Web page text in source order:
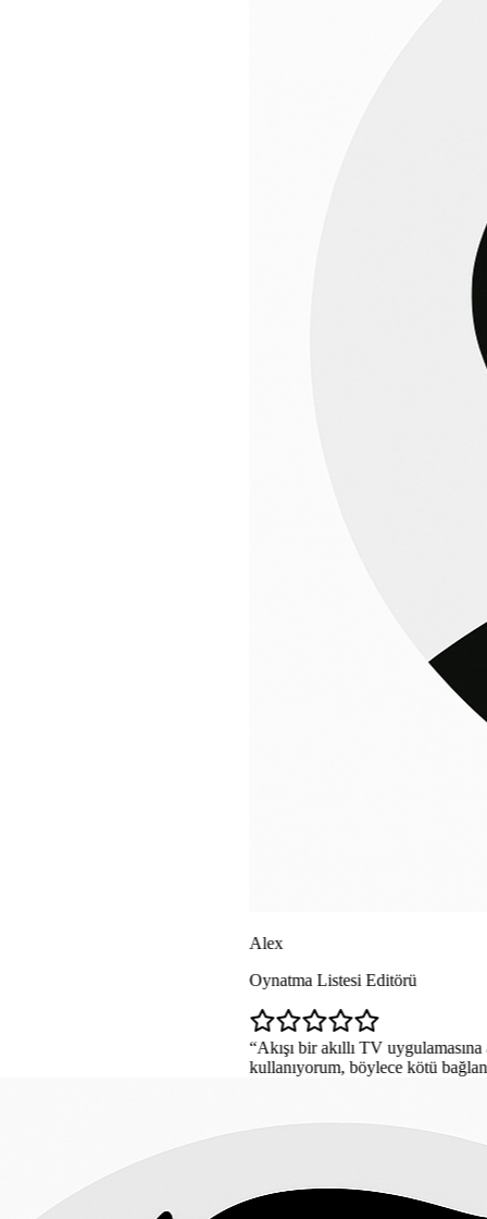
Oynatma Listesi Editörü
Akışı bir akıllı TV uygulamasına aktarmadan önce
kullanıyorum, böylece kötü bağlantılar TV iş akışına